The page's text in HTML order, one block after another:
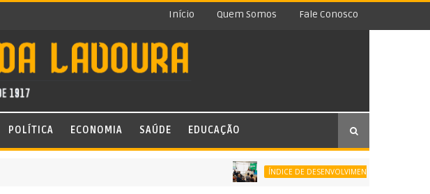
Início Quem Somos Fale Conosco
POLÍTICA ECONOMIA SAÚDE EDUCAÇÃO
ÍNDICE DE DESENVOLVIMENTO DA EDUCAÇÃO